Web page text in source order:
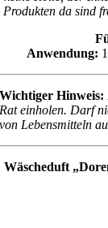
Produkten da sind
Anwendung:
Wichtiger Hinweis:
Rat einholen. Darf
von Lebensmitteln
Wäscheduft